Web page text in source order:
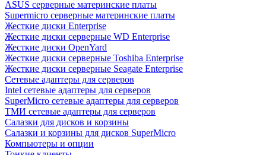
ASUS серверные материнские платы
Supermicro серверные материнские платы
Жесткие диски Enterprise
Жесткие диски серверные WD Enterprise
Жесткие диски OpenYard
Жесткие диски серверные Toshiba Enterprise
Жесткие диски серверные Seagate Enterprise
Сетевые адаптеры для серверов
Intel сетевые адаптеры для серверов
SuperMicro сетевые адаптеры для серверов
ТМИ сетевые адаптеры для серверов
Салазки для дисков и корзины
Салазки и корзины для дисков SuperMicro
Компьютеры и опции